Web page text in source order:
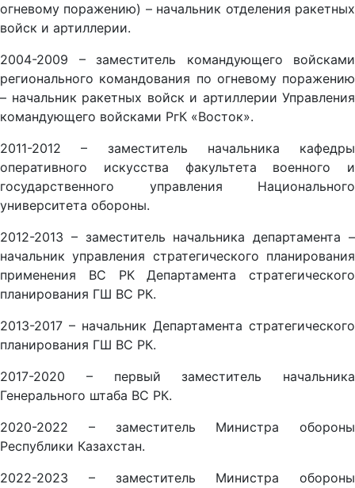
огневому поражению) – начальник отделения ракетных
войск и артиллерии.
2004-2009 – заместитель командующего войсками
регионального командования по огневому поражению
– начальник ракетных войск и артиллерии Управления
командующего войсками РгК «Восток».
2011-2012 – заместитель начальника кафедры
оперативного искусства факультета военного и
государственного управления Национального
университета обороны.
2012-2013 – заместитель начальника департамента –
начальник управления стратегического планирования
применения ВС РК Департамента стратегического
планирования ГШ ВС РК.
2013-2017 – начальник Департамента стратегического
планирования ГШ ВС РК.
2017-2020 – первый заместитель начальника
Генерального штаба ВС РК.
2020-2022 – заместитель Министра обороны
Республики Казахстан.
2022-2023 – заместитель Министра обороны